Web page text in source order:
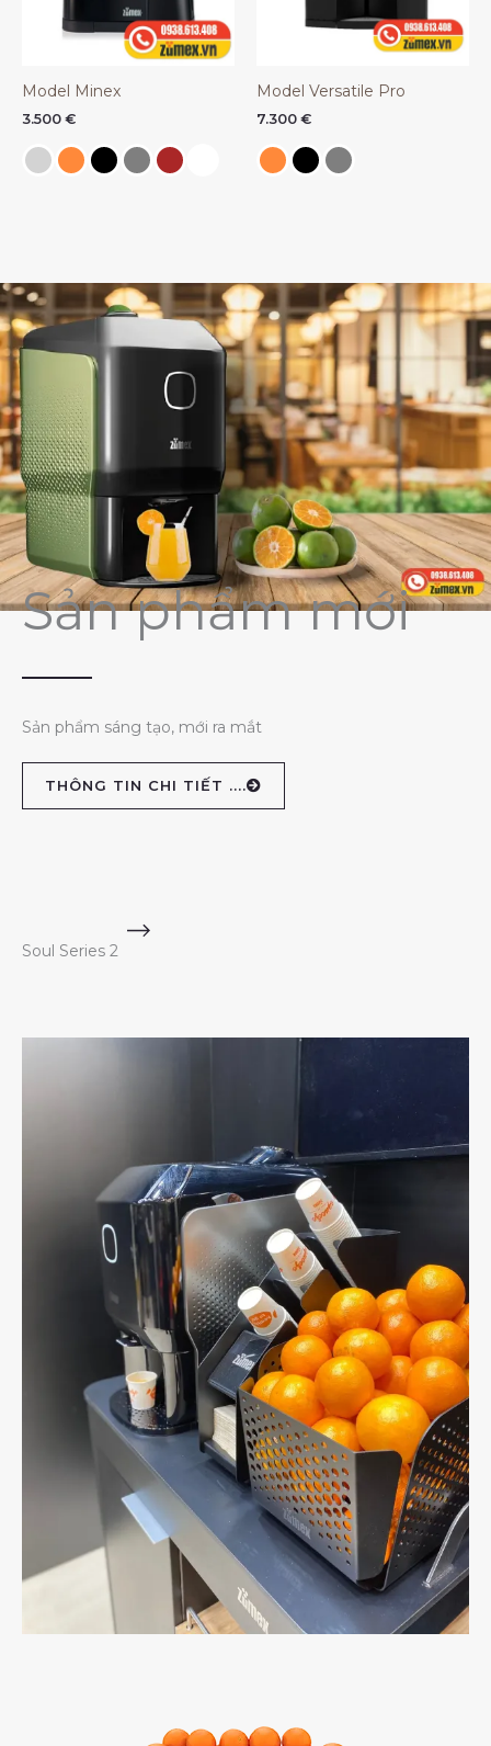
Model Minex
3.500 €
Model Versatile Pro
7.300 €
Sản phẩm mới
Sản phẩm sáng tạo, mới ra mắt
THÔNG TIN CHI TIẾT ....
Soul Series 2